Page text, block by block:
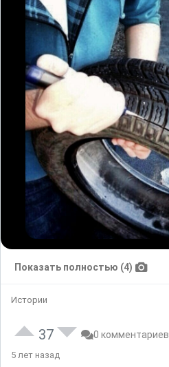
Показать полностью (4)
Истории
37 0 комментариев
5 лет назад